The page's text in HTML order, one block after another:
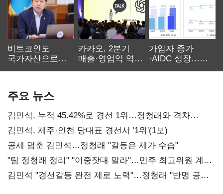
비트코인도
국가자산으로…'
카카오, 2분기
매출·영업익 역대
가입자 증가
·AIDC 성장…
주요 뉴스
김민석, 누적 45.42%로 경선 1위…정청래와 격차
0.86%p(2보)
김민석, 제주·인천 당대표 경선서 '1위'(1보)
공세 멈춘 김민석…정청래 "갈등은 제가 수습"
"팀 정청래 정리" "이중잣대 말라"…민주 최고위원 계파
다툼 격화
김민석 "경선갈등 완전 제로 노력"…정청래 "반명 공세